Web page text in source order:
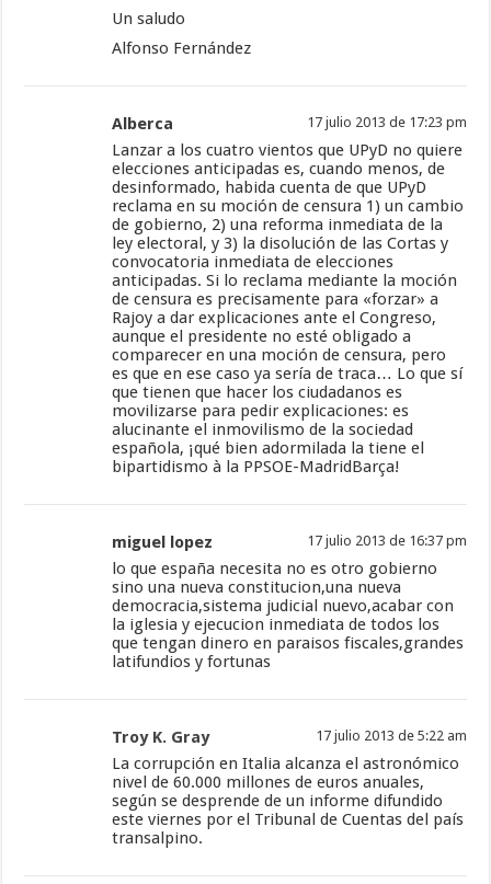
Un saludo
Alfonso Fernández
Alberca 17 julio 2013 de 17:23 pm
Lanzar a los cuatro vientos que UPyD no quiere
elecciones anticipadas es, cuando menos, de
desinformado, habida cuenta de que UPyD
reclama en su moción de censura 1) un cambio
de gobierno, 2) una reforma inmediata de la
ley electoral, y 3) la disolución de las Cortas y
convocatoria inmediata de elecciones
anticipadas. Si lo reclama mediante la moción
de censura es precisamente para «forzar» a
Rajoy a dar explicaciones ante el Congreso,
aunque el presidente no esté obligado a
comparecer en una moción de censura, pero
es que en ese caso ya sería de traca… Lo que sí
que tienen que hacer los ciudadanos es
movilizarse para pedir explicaciones: es
alucinante el inmovilismo de la sociedad
española, ¡qué bien adormilada la tiene el
bipartidismo à la PPSOE-MadridBarça!
miguel lopez 17 julio 2013 de 16:37 pm
lo que españa necesita no es otro gobierno
sino una nueva constitucion,una nueva
democracia,sistema judicial nuevo,acabar con
la iglesia y ejecucion inmediata de todos los
que tengan dinero en paraisos fiscales,grandes
latifundios y fortunas
Troy K. Gray 17 julio 2013 de 5:22 am
La corrupción en Italia alcanza el astronómico
nivel de 60.000 millones de euros anuales,
según se desprende de un informe difundido
este viernes por el Tribunal de Cuentas del país
transalpino.